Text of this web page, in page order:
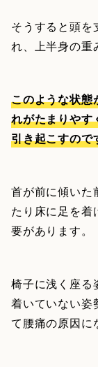
そうすると頭を
れ、上半身の重
このような状態
れがたまりやす
引き起こすので
首が前に傾いた
たり床に足を着
要があります。
椅子に浅く座る
着いていない姿
て腰痛の原因に